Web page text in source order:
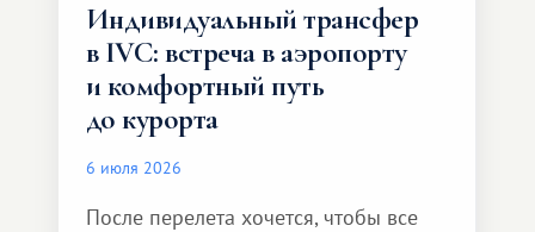
Индивидуальный трансфер
в IVC: встреча в аэропорту
и комфортный путь
до курорта
6 июля 2026
После перелета хочется, чтобы все